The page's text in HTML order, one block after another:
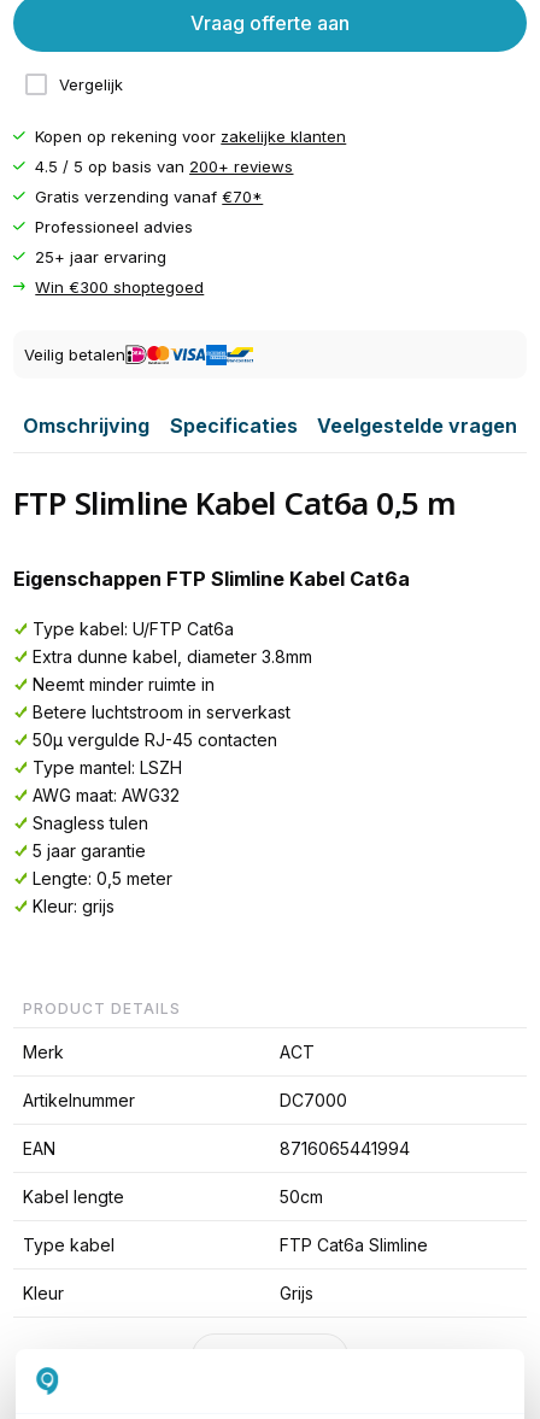
Vergelijk
Vraag offerte aan
Kopen op rekening voor zakelijke klanten
4.5 / 5 op basis van 200+ reviews
Gratis verzending vanaf€70*
Professioneel advies
25+ jaar ervaring
Win €300 shoptegoed
Veilig betalen
Omschrijving Specificaties Veelgestelde vragen
FTP Slimline Kabel Cat6a 0,5 m
Eigenschappen FTP Slimline Kabel Cat6a
Type kabel: U/FTP Cat6a
Extra dunne kabel, diameter 3.8mm
Neemt minder ruimte in
Betere luchtstroom in serverkast
50µ vergulde RJ-45 contacten
Type mantel: LSZH
AWG maat: AWG32
Snagless tulen
5 jaar garantie
Lengte: 0,5 meter
Kleur: grijs
PRODUCT DETAILS
Merk ACT
Artikelnummer DC7000
EAN 8716065441994
Kabel lengte 50cm
Type kabel FTP Cat6a Slimline
Kleur Grijs